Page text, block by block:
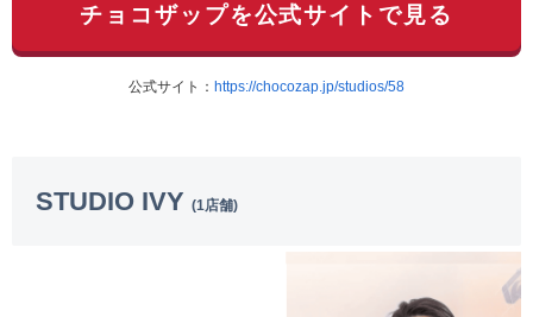
チョコザップを公式サイトで見る
公式サイト： https://chocozap.jp/studios/58
STUDIO IVY (1店舗)